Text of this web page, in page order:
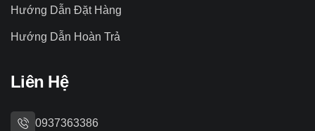
Hướng Dẫn Đặt Hàng
Hướng Dẫn Hoàn Trả
Liên Hệ
0937363386